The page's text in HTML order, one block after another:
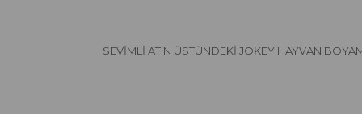
SEVİMLİ ATIN ÜSTÜNDEKİ JOKEY HAYVAN